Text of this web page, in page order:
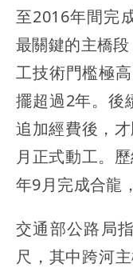
至2016年間完
最關鍵的主橋
工技術門檻極
擺超過2年。後
追加經費後，
月正式動工。
年9月完成合龍
交通部公路局
尺，其中跨河